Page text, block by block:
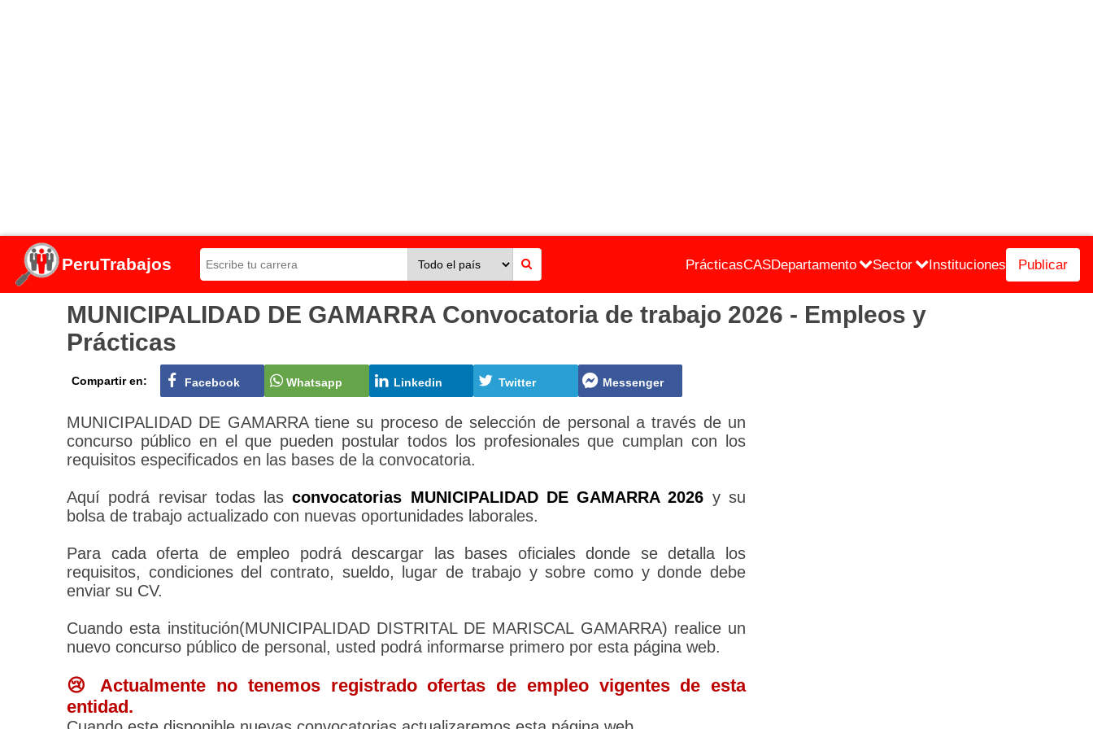
PeruTrabajos PrácticasCASDepartamento Sector Instituciones Publicar
MUNICIPALIDAD DE GAMARRA Convocatoria de trabajo 2026 - Empleos y
Prácticas
Compartir en: Facebook Whatsapp Linkedin Twitter Messenger
MUNICIPALIDAD DE GAMARRA tiene su proceso de selección de personal a través de un
concurso público en el que pueden postular todos los profesionales que cumplan con los
requisitos especificados en las bases de la convocatoria.
Aquí podrá revisar todas lasconvocatorias MUNICIPALIDAD DE GAMARRA 2026 y su
bolsa de trabajo actualizado con nuevas oportunidades laborales.
Para cada oferta de empleo podrá descargar las bases oficiales donde se detalla los
requisitos, condiciones del contrato, sueldo, lugar de trabajo y sobre como y donde debe
enviar su CV.
Cuando esta institución(MUNICIPALIDAD DISTRITAL DE MARISCAL GAMARRA) realice un
nuevo concurso público de personal, usted podrá informarse primero por esta página web.
😢 Actualmente no tenemos registrado ofertas de empleo vigentes de esta
entidad.